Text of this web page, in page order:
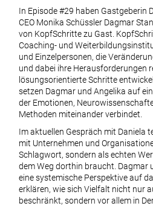
In Episode #29 haben Gastgeberin
CEO Monika Schüssler Dagmar
von KopfSchritte zu Gast.
Coaching- und
und Einzelpersonen, die
und dabei ihre Herausforderungen
lösungsorientierte Schritte
setzen Dagmar und Angelika auf
der Emotionen,
Methoden miteinander verbindet.
Im aktuellen Gespräch mit Daniela
mit Unternehmen und
Schlagwort, sondern als echten
dem Weg dorthin braucht. Dagmar
eine systemische Perspektive auf
erklären, wie sich Vielfalt nicht nur
beschränkt, sondern vor allem in